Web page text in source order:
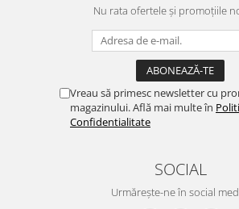
Nu rata ofertele și promoțiile
Vreau să primesc newsletter cu
magazinului. Află mai multe în
Confidentialitate
SOCIAL
Urmărește-ne în social